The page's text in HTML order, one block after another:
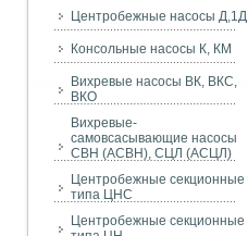
Центробежные насосы Д,1Д
Консольные насосы К, КМ
Вихревые насосы ВК, ВКС,
ВКО
Вихревые-
самовсасывающие насосы
СВН (АСВН), СЦЛ (АСЦЛ)
Центробежные секционные
типа ЦНС
Центробежные секционные